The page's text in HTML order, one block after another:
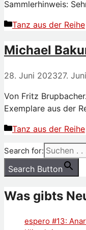
Sammlerhinweis:
Kategorien
Tanz aus der Reihe
Michael
28. Juni 202327.
Von Fritz
Exemplare aus der
Kategorien
Tanz aus der Reihe
Search for:
Search Button
Was gibts
espero #13: